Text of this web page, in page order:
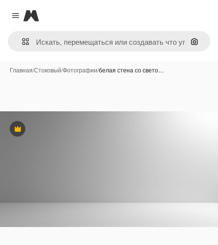
Close menu
Magnific
Поиск
Главная/Стоковый/Фотографии/белая стена со свето…
Премиум